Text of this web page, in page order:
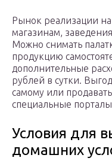
Рынок реализации
магазинам,
Можно снимать
продукцию
дополнительные
рублей в сутки.
самому или
специальные
Условия для
домашних